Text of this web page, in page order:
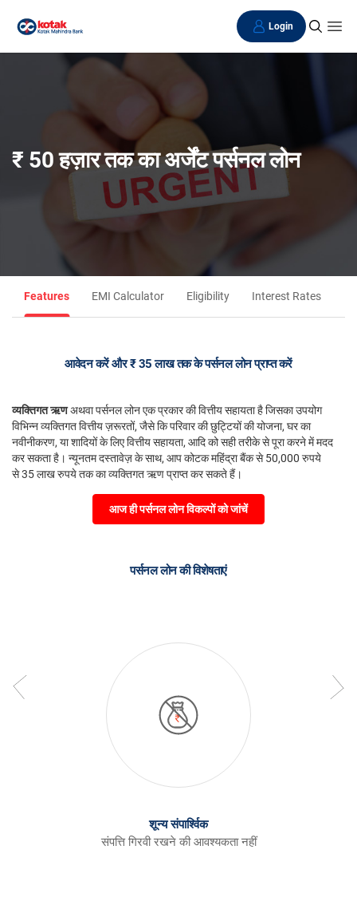
Login
₹ 50 हज़ार तक का अर्जेंट पर्सनल लोन
Features EMI Calculator Eligibility Interest Rates
आवेदन करें और ₹ 35 लाख तक के पर्सनल लोन प्राप्त करें
व्यक्तिगत ऋणअथवा पर्सनल लोन एक प्रकार की वित्तीय सहायता है जिसका उपयोग
विभिन्न व्यक्तिगत वित्तीय ज़रूरतों, जैसे कि परिवार की छुट्टियों की योजना, घर का
नवीनीकरण, या शादियों के लिए वित्तीय सहायता, आदि को सही तरीके से पूरा करने में मदद
कर सकता है। न्यूनतम दस्तावेज़ के साथ, आप कोटक महिंद्रा बैंक से 50,000 रुपये
से 35 लाख रुपये तक का व्यक्तिगत ऋण प्राप्त कर सकते हैं।
आज ही पर्सनल लोन विकल्पों को जांचें
पर्सनल लोन की विशेषताएं
शून्य संपार्श्विक
संपत्ति गिरवी रखने की आवश्यकता नहीं